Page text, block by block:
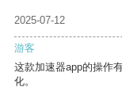
2025-07-12
游客
这款加速器app的操作
化。